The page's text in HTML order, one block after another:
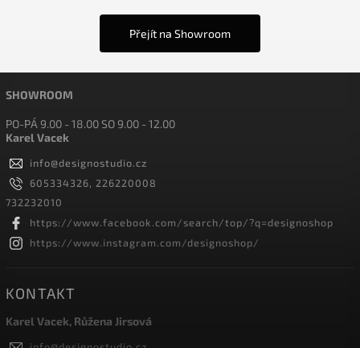
Přejít na Showroom
SHOWROOM
PO-PÁ 9.00 - 18.00 SO 9.00 - 12.00
Karel Vacek
info@designostudio.cz
605334326, 226220008
732232010
https://www.facebook.com/search/top/?q=designoshop
https://www.instagram.com/designoshop/
KONTAKT
Karel Vacek, Růžena Jirsová